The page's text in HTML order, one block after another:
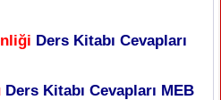
Ders Kitabı Cevapları
Ders Kitabı Cevapları MEB